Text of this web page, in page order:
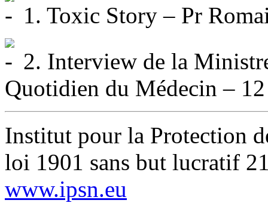
1. Toxic Story – Pr
2. Interview de la
Quotidien du Médecin –
Institut pour la Protection
loi 1901 sans but lucratif
www.ipsn.eu